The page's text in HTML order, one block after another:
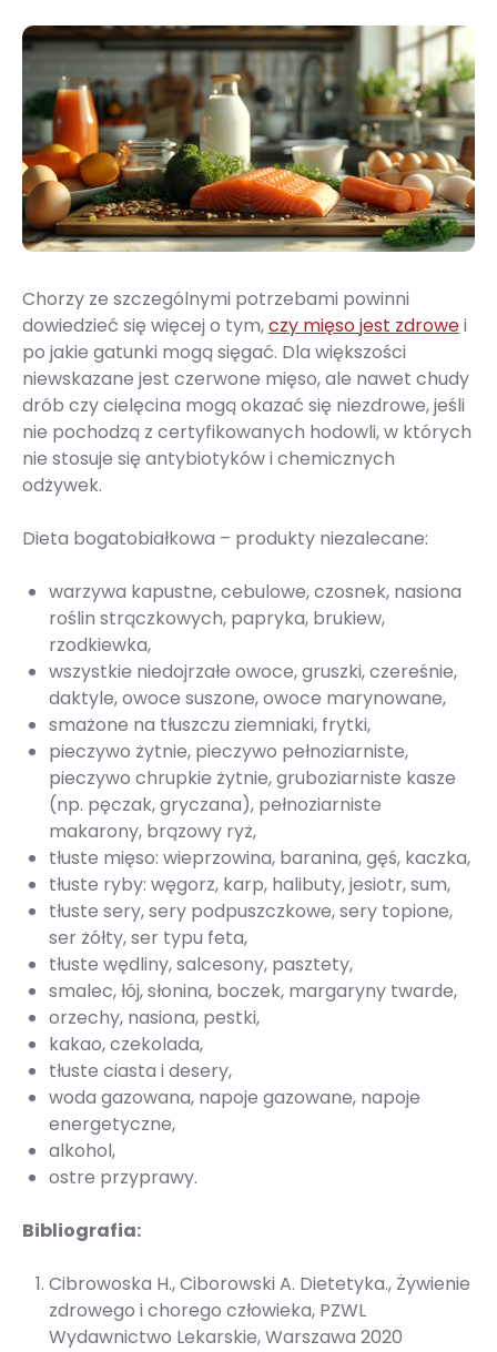
Chorzy ze szczególnymi potrzebami powinni
dowiedzieć się więcej o tym,czy mięso jest zdrowei
po jakie gatunki mogą sięgać. Dla większości
niewskazane jest czerwone mięso, ale nawet chudy
drób czy cielęcina mogą okazać się niezdrowe, jeśli
nie pochodzą z certyfikowanych hodowli, w których
nie stosuje się antybiotyków i chemicznych
odżywek.
Dieta bogatobiałkowa – produkty niezalecane:
warzywa kapustne, cebulowe, czosnek, nasiona
roślin strączkowych, papryka, brukiew,
rzodkiewka,
wszystkie niedojrzałe owoce, gruszki, czereśnie,
daktyle, owoce suszone, owoce marynowane,
smażone na tłuszczu ziemniaki, frytki,
pieczywo żytnie, pieczywo pełnoziarniste,
pieczywo chrupkie żytnie, gruboziarniste kasze
(np. pęczak, gryczana), pełnoziarniste
makarony, brązowy ryż,
tłuste mięso: wieprzowina, baranina, gęś, kaczka,
tłuste ryby: węgorz, karp, halibuty, jesiotr, sum,
tłuste sery, sery podpuszczkowe, sery topione,
ser żółty, ser typu feta,
tłuste wędliny, salcesony, pasztety,
smalec, łój, słonina, boczek, margaryny twarde,
orzechy, nasiona, pestki,
kakao, czekolada,
tłuste ciasta i desery,
woda gazowana, napoje gazowane, napoje
energetyczne,
alkohol,
ostre przyprawy.
Bibliografia:
Cibrowoska H., Ciborowski A. Dietetyka., Żywienie
zdrowego i chorego człowieka, PZWL
Wydawnictwo Lekarskie, Warszawa 2020